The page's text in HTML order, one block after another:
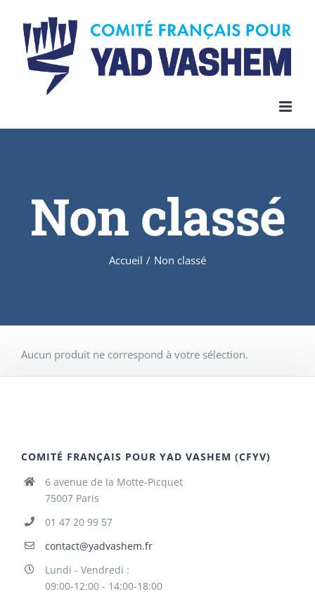
content
Non classé
Accueil / Non classé
Aucun produit ne correspond à votre sélection.
COMITÉ FRANÇAIS POUR YAD VASHEM (CFYV)
6 avenue de la Motte-Picquet
75007 Paris
01 47 20 99 57
contact@yadvashem.fr
Lundi - Vendredi :
09:00-12:00 - 14:00-18:00